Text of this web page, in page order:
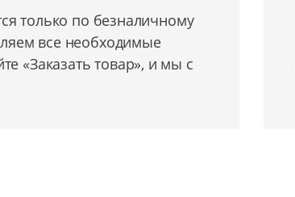
только по безналичному
все необходимые
«Заказать товар», и мы с